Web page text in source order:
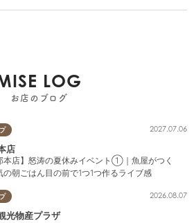
LOG
お店のブログ
2027.07.06
店
本店】怒涛の夏休みイベント①｜魚屋がつく
の朝ごはん目の前で1つ1つ作るライブ感
2026.08.07
光物産プラザ